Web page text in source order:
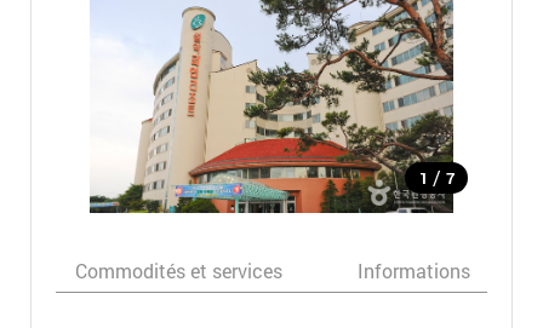
1 / 7
Commodités et services Informations